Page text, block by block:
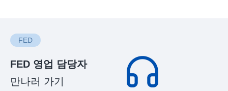
FED
FED 영업 담당자
만나러 가기